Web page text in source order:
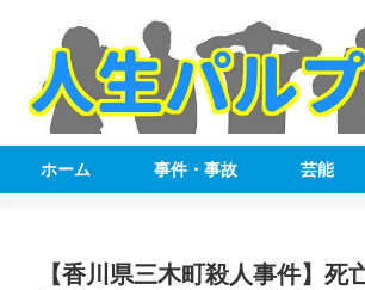
ホーム 事件・事故 芸能
【香川県三木町殺人事件】死